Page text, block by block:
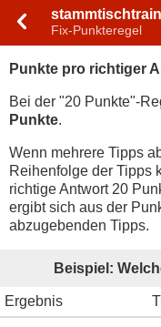
Fix-Punkteregel
Punkte pro richtiger
Bei der "20 Punkte"-
Punkte.
Wenn mehrere Tipps
Reihenfolge der Tipps
richtige Antwort 20
ergibt sich aus der
abzugebenden Tipps.
Beispiel:
Ergebnis